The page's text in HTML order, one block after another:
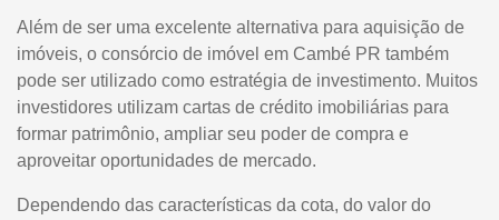
Além de ser uma excelente alternativa para aquisição de
imóveis, o consórcio de imóvel em Cambé PR também
pode ser utilizado como estratégia de investimento. Muitos
investidores utilizam cartas de crédito imobiliárias para
formar patrimônio, ampliar seu poder de compra e
aproveitar oportunidades de mercado.
Dependendo das características da cota, do valor do